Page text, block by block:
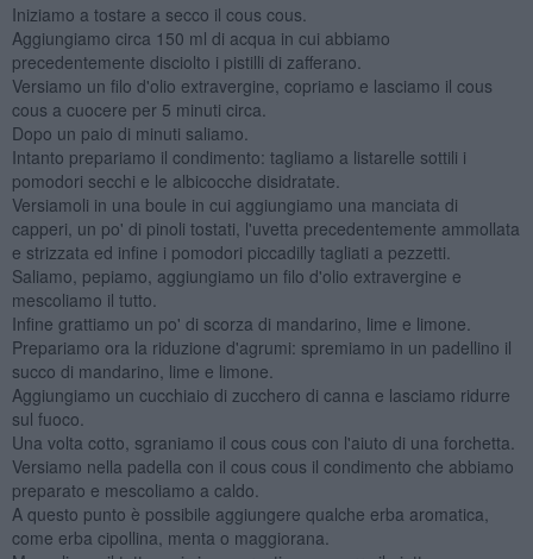
Iniziamo a tostare a secco il cous cous.
Aggiungiamo circa 150 ml di acqua in cui abbiamo
precedentemente disciolto i pistilli di zafferano.
Versiamo un filo d'olio extravergine, copriamo e lasciamo il cous
cous a cuocere per 5 minuti circa.
Dopo un paio di minuti saliamo.
Intanto prepariamo il condimento: tagliamo a listarelle sottili i
pomodori secchi e le albicocche disidratate.
Versiamoli in una boule in cui aggiungiamo una manciata di
capperi, un po' di pinoli tostati, l'uvetta precedentemente ammollata
e strizzata ed infine i pomodori piccadilly tagliati a pezzetti.
Saliamo, pepiamo, aggiungiamo un filo d'olio extravergine e
mescoliamo il tutto.
Infine grattiamo un po' di scorza di mandarino, lime e limone.
Prepariamo ora la riduzione d'agrumi: spremiamo in un padellino il
succo di mandarino, lime e limone.
Aggiungiamo un cucchiaio di zucchero di canna e lasciamo ridurre
sul fuoco.
Una volta cotto, sgraniamo il cous cous con l'aiuto di una forchetta.
Versiamo nella padella con il cous cous il condimento che abbiamo
preparato e mescoliamo a caldo.
A questo punto è possibile aggiungere qualche erba aromatica,
come erba cipollina, menta o maggiorana.